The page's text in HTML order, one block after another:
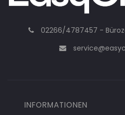
02266/4787457 -
INFORMATIONEN